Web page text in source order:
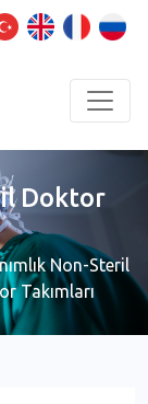
Doktor
Non-Steril
Takımları